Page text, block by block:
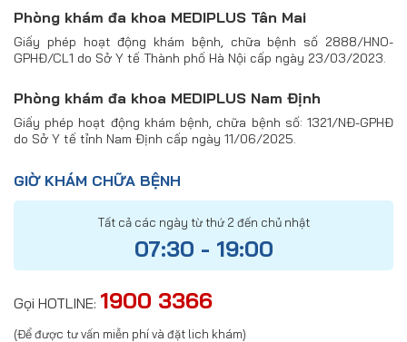
Phòng khám đa khoa MEDIPLUS Tân Mai
Giấy phép hoạt động khám bệnh, chữa bệnh số 2888/HNO-
GPHĐ/CL1 do Sở Y tế Thành phố Hà Nội cấp ngày 23/03/2023.
Phòng khám đa khoa MEDIPLUS Nam Định
Giấy phép hoạt động khám bệnh, chữa bệnh số: 1321/NĐ-GPHĐ
do Sở Y tế tỉnh Nam Định cấp ngày 11/06/2025.
GIỜ KHÁM CHỮA BỆNH
Tất cả các ngày từ thứ 2 đến chủ nhật
07:30 - 19:00
Gọi HOTLINE: 1900 3366
(Để được tư vấn miễn phí và đặt lich khám)